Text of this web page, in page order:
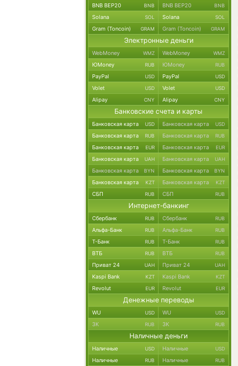
BNB BEP20 BNB BNB BEP20 BNB
Solana SOL Solana SOL
Gram (Toncoin) GRAM Gram (Toncoin) GRAM
Электронные деньги
WebMoney WMZ WebMoney WMZ
ЮMoney RUB ЮMoney RUB
PayPal USD PayPal USD
Volet USD Volet USD
Alipay CNY Alipay CNY
Банковские счета и карты
Банковская карта USD Банковская карта USD
Банковская карта RUB Банковская карта RUB
Банковская карта EUR Банковская карта EUR
Банковская карта UAH Банковская карта UAH
Банковская карта BYN Банковская карта BYN
Банковская карта KZT Банковская карта KZT
СБП RUB СБП RUB
Интернет-банкинг
Сбербанк RUB Сбербанк RUB
Альфа-Банк RUB Альфа-Банк RUB
Т-Банк RUB Т-Банк RUB
ВТБ RUB ВТБ RUB
Приват 24 UAH Приват 24 UAH
Kaspi Bank KZT Kaspi Bank KZT
Revolut EUR Revolut EUR
Денежные переводы
WU USD WU USD
ЗК RUB ЗК RUB
Наличные деньги
Наличные USD Наличные USD
Наличные RUB Наличные RUB